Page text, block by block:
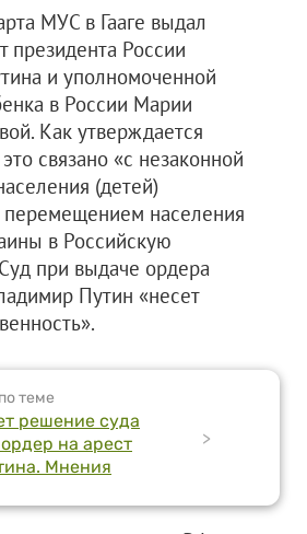
МУС в Гааге выдал
президента России
и уполномоченной
в России Марии
Как утверждается
связано «с незаконной
(детей)
населения
в Российскую
при выдаче ордера
Путин «несет
теме
решение суда
на арест
Мнения
>